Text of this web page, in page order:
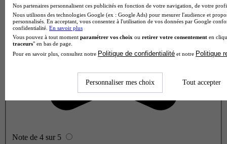
Note de 4 sur 5
Nos partenaires personnalisent ces publicités en fonction de votre navigation, de votre
Nous utilisons des technologies Google (ex : Google Ads) pour mesurer l'audience et
personnalisés. En acceptant, vous consentez à l'utilisation de vos données par Google
confidentialité. En savoir plus
Vous pouvez à tout moment paramétrer vos choix ou retirer votre consentement en
traceurs" en bas de page.
Pour en savoir plus, consultez notre Politique de confidentialité et notre Politique
Personnaliser mes choix Tout accepter